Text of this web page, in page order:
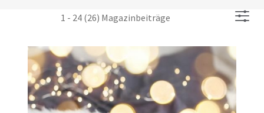
1 - 24 (26) Magazinbeiträge